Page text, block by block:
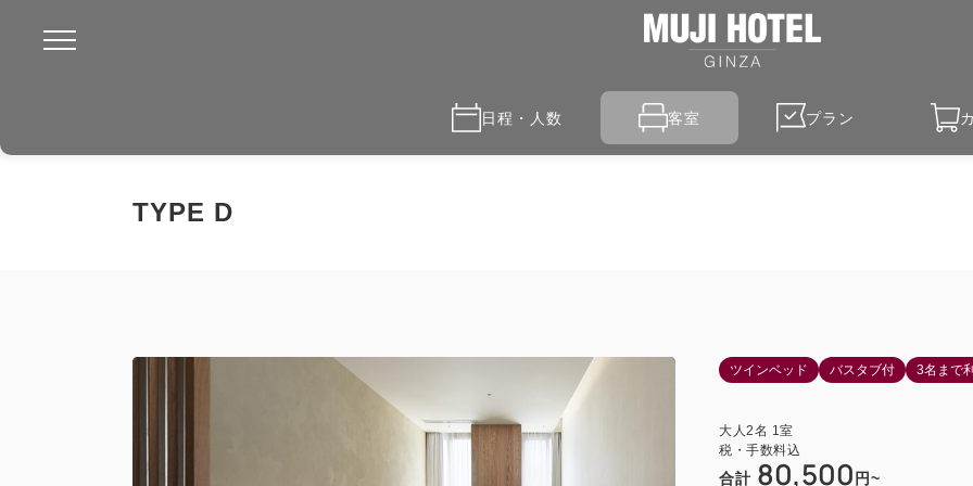
日程・人数 客室 プラン
TYPE D
ツインベッド バスタブ付 3名まで
大人2名 1室
税・手数料込
合計 80,500 円~